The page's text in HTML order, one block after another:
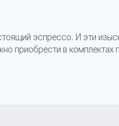
эспрессо. И эти
приобрести в комплектах